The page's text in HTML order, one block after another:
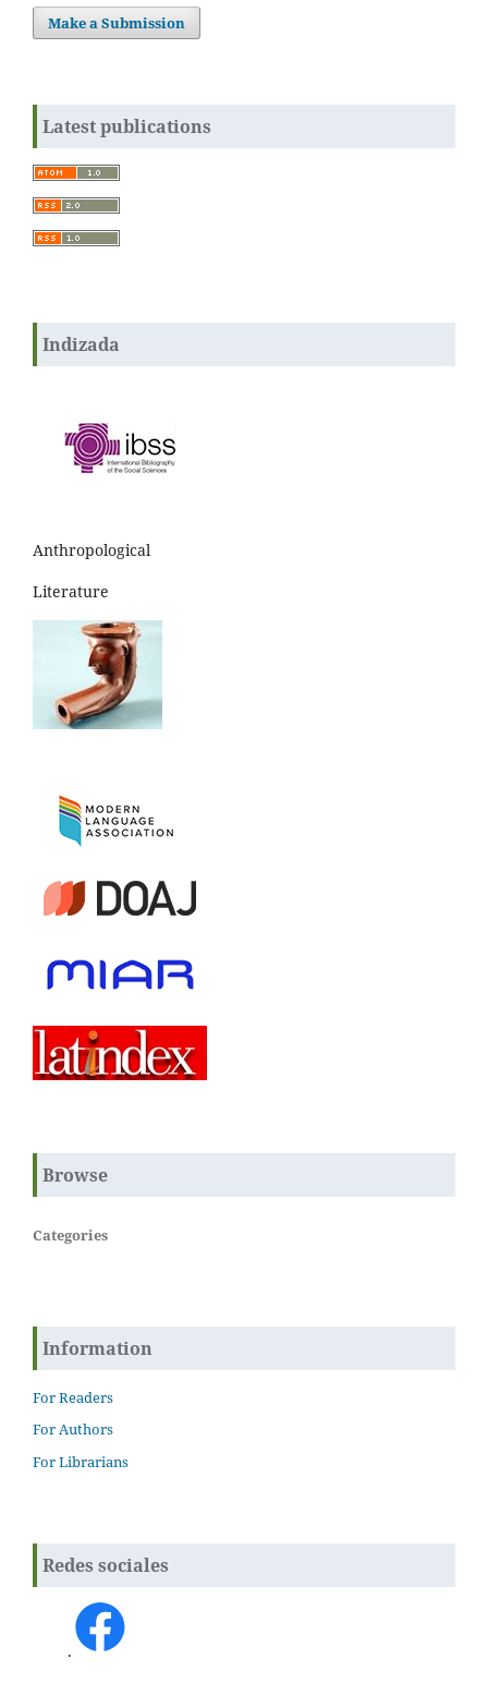
Make a Submission
Latest publications
Indizada
Anthropological
Literature
Browse
Categories
Information
For Readers
For Authors
For Librarians
Redes sociales
.